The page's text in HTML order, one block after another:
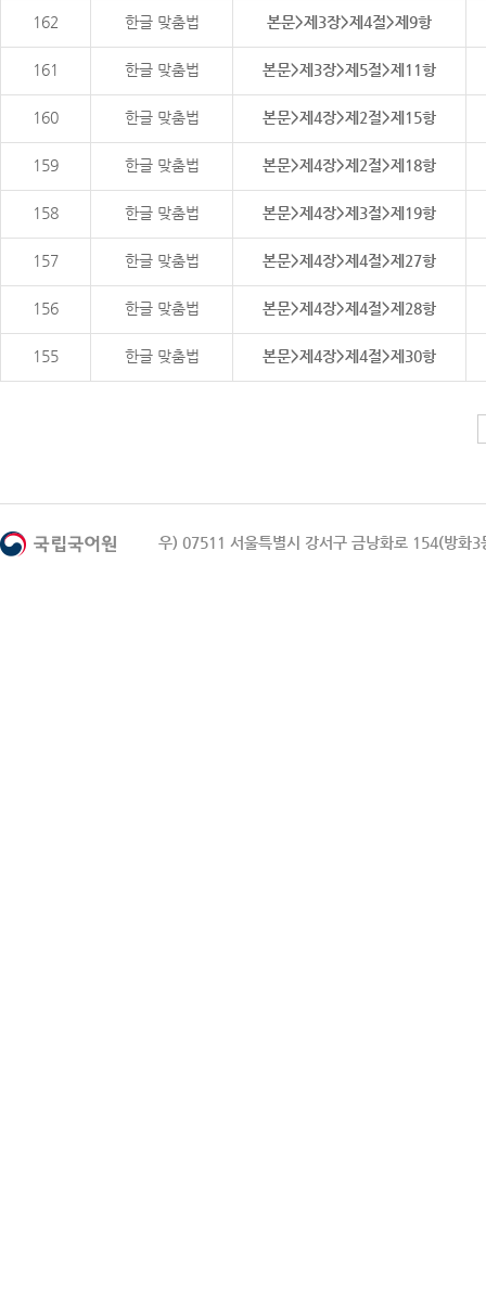
162 한글 맞춤법 본문>제3장>제4절>제9항
161 한글 맞춤법 본문>제3장>제5절>제11항
160 한글 맞춤법 본문>제4장>제2절>제15항
159 한글 맞춤법 본문>제4장>제2절>제18항
158 한글 맞춤법 본문>제4장>제3절>제19항
157 한글 맞춤법 본문>제4장>제4절>제27항
156 한글 맞춤법 본문>제4장>제4절>제28항
155 한글 맞춤법 본문>제4장>제4절>제30항
우) 07511 서울특별시 강서구 금낭화로 154(방화3